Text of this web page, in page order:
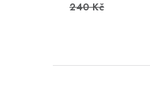
240 Kč